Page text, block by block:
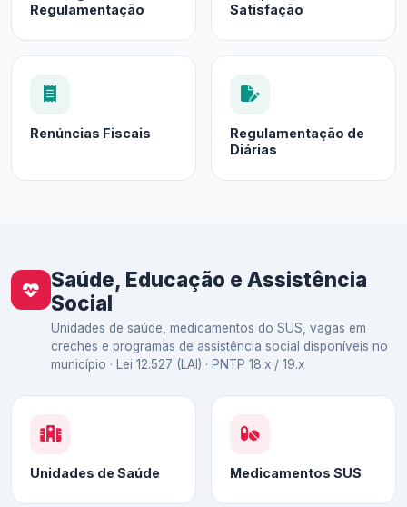
Regulamentação
Satisfação
Renúncias Fiscais
Regulamentação de
Diárias
Saúde, Educação e Assistência
Social
Unidades de saúde, medicamentos do SUS, vagas em
creches e programas de assistência social disponíveis no
município · Lei 12.527 (LAI) · PNTP 18.x / 19.x
Unidades de Saúde Medicamentos SUS